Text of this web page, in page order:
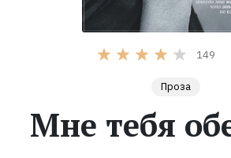
Экранизации
149
Проза
Мне тебя